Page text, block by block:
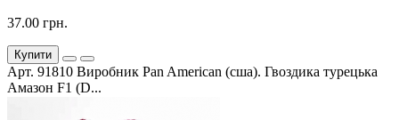
37.00 грн.
Купити
Арт. 91810 Виробник Pan American (сша). Гвоздика турецька
Амазон F1 (D...